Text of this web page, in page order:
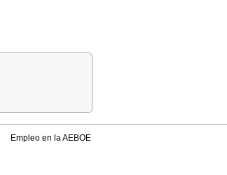
Empleo en la AEBOE